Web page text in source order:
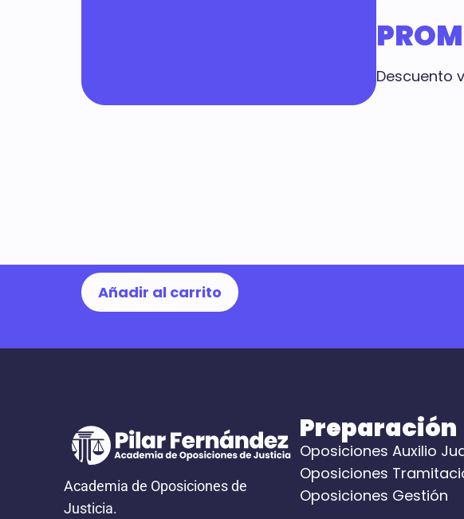
Descuento
Añadir al carrito
Academia de Oposiciones de
Justicia.
Preparación
Oposiciones Auxilio
Oposiciones
Oposiciones Gestión